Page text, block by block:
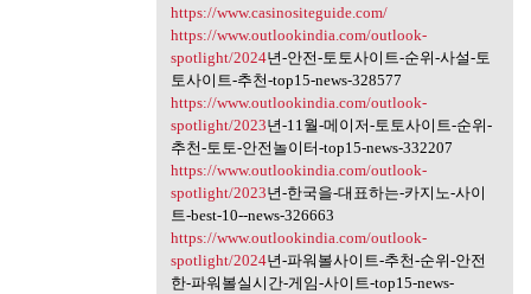
https://www.casinositeguide.com/
https://www.outlookindia.com/outlook-
spotlight/2024년-안전-토토사이트-순위-사설-토
토사이트-추천-top15-news-328577
https://www.outlookindia.com/outlook-
spotlight/2023년-11월-메이저-토토사이트-순위-
추천-토토-안전놀이터-top15-news-332207
https://www.outlookindia.com/outlook-
spotlight/2023년-한국을-대표하는-카지노-사이
트-best-10--news-326663
https://www.outlookindia.com/outlook-
spotlight/2024년-파워볼사이트-추천-순위-안전
한-파워볼실시간-게임-사이트-top15-news-